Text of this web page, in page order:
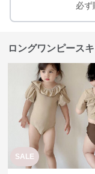
必ず
ロングワンピース
SALE